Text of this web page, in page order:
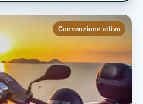
Convenzione attiva